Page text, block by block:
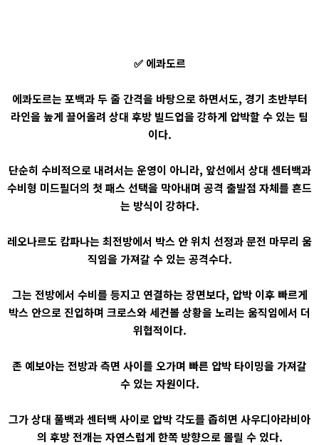
✅ 에콰도르
에콰도르는 포백과 두 줄 간격을 바탕으로 하면서도, 경기 초반부터
라인을 높게 끌어올려 상대 후방 빌드업을 강하게 압박할 수 있는 팀
이다.
단순히 수비적으로 내려서는 운영이 아니라, 앞선에서 상대 센터백과
수비형 미드필더의 첫 패스 선택을 막아내며 공격 출발점 자체를 흔드
는 방식이 강하다.
레오나르도 캄파나는 최전방에서 박스 안 위치 선정과 문전 마무리 움
직임을 가져갈 수 있는 공격수다.
그는 전방에서 수비를 등지고 연결하는 장면보다, 압박 이후 빠르게
박스 안으로 진입하며 크로스와 세컨볼 상황을 노리는 움직임에서 더
위협적이다.
존 예보아는 전방과 측면 사이를 오가며 빠른 압박 타이밍을 가져갈
수 있는 자원이다.
그가 상대 풀백과 센터백 사이로 압박 각도를 좁히면 사우디아라비아
의 후방 전개는 자연스럽게 한쪽 방향으로 몰릴 수 있다.